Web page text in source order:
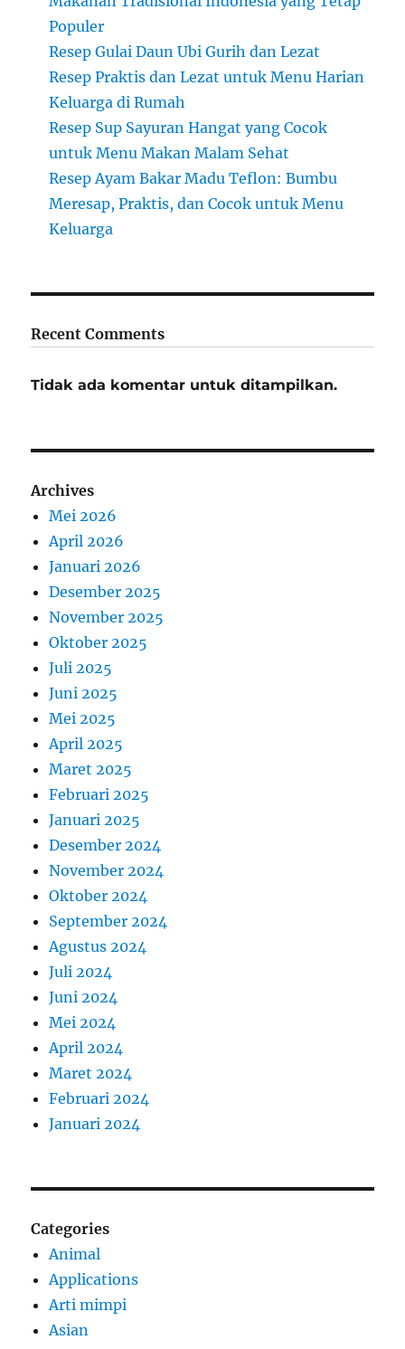
Populer
Resep Gulai Daun Ubi Gurih dan Lezat
Resep Praktis dan Lezat untuk Menu Harian
Keluarga di Rumah
Resep Sup Sayuran Hangat yang Cocok
untuk Menu Makan Malam Sehat
Resep Ayam Bakar Madu Teflon: Bumbu
Meresap, Praktis, dan Cocok untuk Menu
Keluarga
Recent Comments
Tidak ada komentar untuk ditampilkan.
Archives
Mei 2026
April 2026
Januari 2026
Desember 2025
November 2025
Oktober 2025
Juli 2025
Juni 2025
Mei 2025
April 2025
Maret 2025
Februari 2025
Januari 2025
Desember 2024
November 2024
Oktober 2024
September 2024
Agustus 2024
Juli 2024
Juni 2024
Mei 2024
April 2024
Maret 2024
Februari 2024
Januari 2024
Categories
Animal
Applications
Arti mimpi
Asian